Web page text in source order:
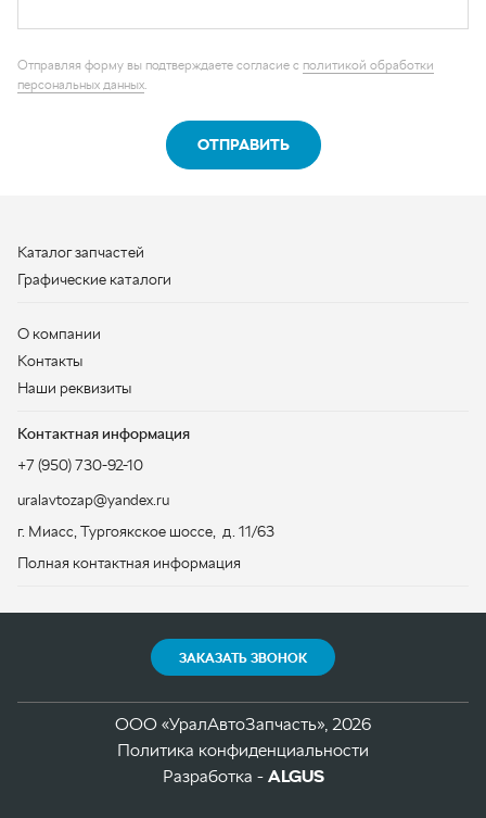
Каталог запчастей
Контактная информация
+7 (950) 730-92-10
uralavtozap@yandex.ru
г. Миасс, Тургоякское шоссе, д. 11/63
Полная контактная информация
Политика конфиденциальности